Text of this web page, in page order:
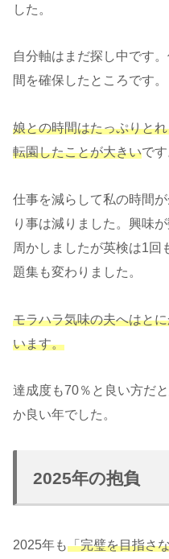
した。
自分軸はまだ探し中です
間を確保したところです。
娘との時間はたっぷりと
転園したことが大きいです
仕事を減らして私の時間
り事は減りました。興味
周かしましたが英検は1回
題集も変わりました。
モラハラ気味の夫へはと
います。
達成度も70％と良い方だ
か良い年でした。
2025年の抱負
2025年も「完璧を目指さ